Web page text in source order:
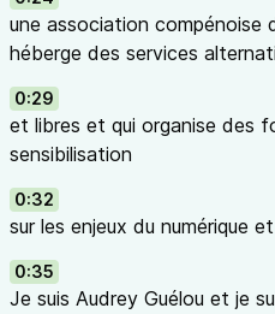
une association compénoise
héberge des services
0:29
et libres et qui organise des
sensibilisation
0:32
sur les enjeux du numérique
0:35
Je suis Audrey Guélou et je